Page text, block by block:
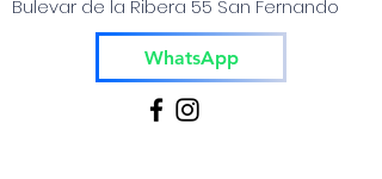
Precio a consultar
Bulevar de la Ribera 55 San Fernando
WhatsApp